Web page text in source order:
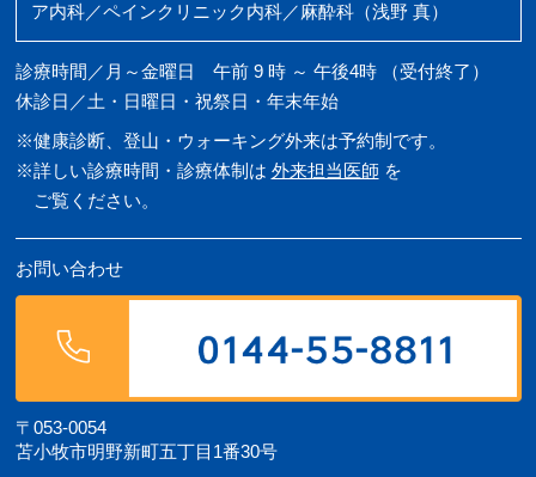
ア内科／ペインクリニック内科／麻酔科（浅野 真）
診療時間／月～金曜日 午前 9 時 ～ 午後4時 （受付終了）
休診日／土・日曜日・祝祭日・年末年始
※健康診断、登山・ウォーキング外来は予約制です。
※詳しい診療時間・診療体制は 外来担当医師を
ご覧ください。
お問い合わせ
〒053-0054
苫小牧市明野新町五丁目1番30号